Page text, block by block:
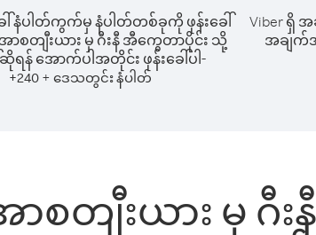
ေါ်နံပါတ်ကွက်မှ နံပါတ်တစ်ခုကို ဖုန်းခေါ်
ာစတျီးယား မှ ဂီးနီ အီကွေတာပိုင်း သို့
ဆိုရန် အောက်ပါအတိုင်း ဖုန်းခေါ်ပါ-
+240+ ဒေသတွင်း နံပါတ်
Viber ရှိ
အချက်အ
ာစတျီးယား မှ ဂီ